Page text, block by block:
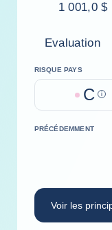
1 001,0 $
Evaluation
RISQUE PAYS
C
PRÉCÉDEMMENT
Voir les